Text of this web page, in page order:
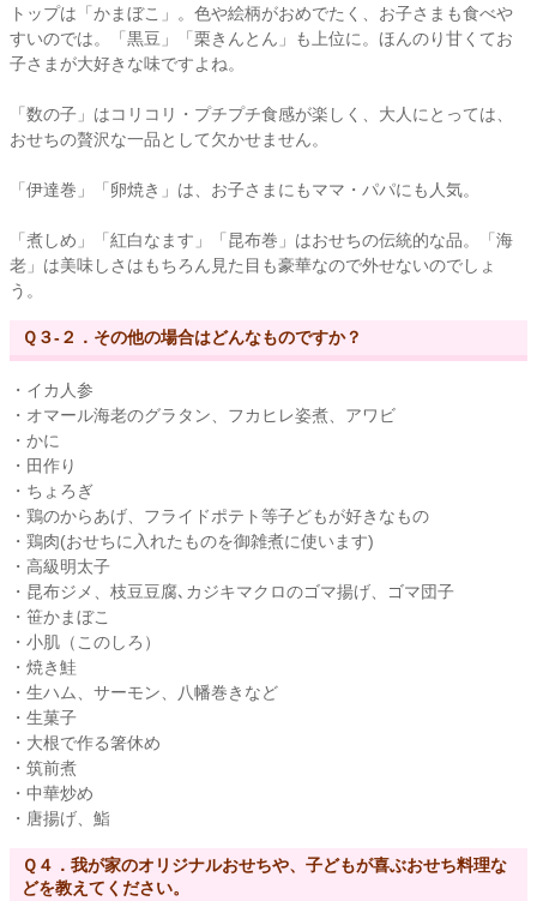
トップは「かまぼこ」。色や絵柄がおめでたく、お子さまも食べや
すいのでは。「黒豆」「栗きんとん」も上位に。ほんのり甘くてお
子さまが大好きな味ですよね。
「数の子」はコリコリ・プチプチ食感が楽しく、大人にとっては、
おせちの贅沢な一品として欠かせません。
「伊達巻」「卵焼き」は、お子さまにもママ・パパにも人気。
「煮しめ」「紅白なます」「昆布巻」はおせちの伝統的な品。「海
老」は美味しさはもちろん見た目も豪華なので外せないのでしょ
う。
Ｑ３-２．その他の場合はどんなものですか？
・イカ人参
・オマール海老のグラタン、フカヒレ姿煮、アワビ
・かに
・田作り
・ちょろぎ
・鶏のからあげ、フライドポテト等子どもが好きなもの
・鶏肉(おせちに入れたものを御雑煮に使います)
・高級明太子
・昆布ジメ、枝豆豆腐､カジキマクロのゴマ揚げ、ゴマ団子
・笹かまぼこ
・小肌（このしろ）
・焼き鮭
・生ハム、サーモン、八幡巻きなど
・生菓子
・大根で作る箸休め
・筑前煮
・中華炒め
・唐揚げ、鮨
Ｑ４．我が家のオリジナルおせちや、子どもが喜ぶおせち料理な
どを教えてください。